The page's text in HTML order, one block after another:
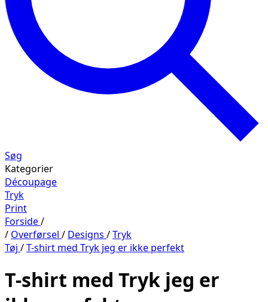
Søg
Kategorier
Découpage
Tryk
Print
Forside/
/ Overførsel / Designs /Tryk
Tøj /T-shirt med Tryk jeg er ikke perfekt
T-shirt med Tryk jeg er